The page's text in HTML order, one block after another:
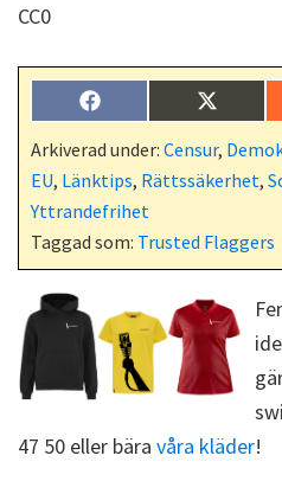
CC0
Dela
på
F
a
c
b
o
o
k
Dela
på
X
(
T
w
i
e
Arkiverad under: Censur,
EU, Länktips, Rättssäkerhet,
Yttrandefrihet
Taggad som: Trusted Flaggers
47 50 eller bära våra kläder!